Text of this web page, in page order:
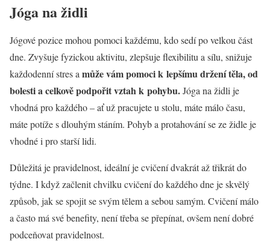
Jóga na židli
Jógové pozice mohou pomoci každému, kdo sedí po velkou část
dne. Zvyšuje fyzickou aktivitu, zlepšuje flexibilitu a sílu, snižuje
každodenní stres amůže vám pomoci k lepšímu držení těla, od
bolesti a celkově podpořit vztah k pohybu.Jóga na židli je
vhodná pro každého – ať už pracujete u stolu, máte málo času,
máte potíže s dlouhým stáním. Pohyb a protahování se ze židle je
vhodné i pro starší lidi.
Důležitá je pravidelnost, ideální je cvičení dvakrát až třikrát do
týdne. I když začlenit chvilku cvičení do každého dne je skvělý
způsob, jak se spojit se svým tělem a sebou samým. Cvičení málo
a často má své benefity, není třeba se přepínat, ovšem není dobré
podceňovat pravidelnost.